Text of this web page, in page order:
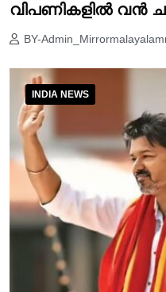
വിപണികളിൽ വൻ
BY-
INDIA NEWS